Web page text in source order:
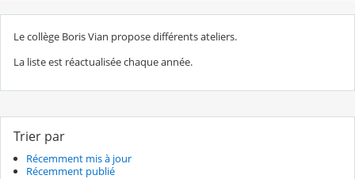
Le collège Boris Vian propose différents ateliers.
La liste est réactualisée chaque année.
Trier par
Récemment mis à jour
Récemment publié